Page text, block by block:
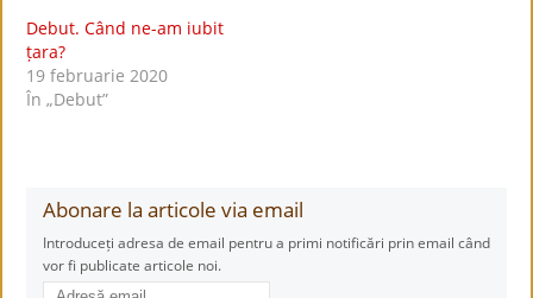
Debut. Când ne-am iubit
țara?
19 februarie 2020
În „Debut”
Abonare la articole via email
Introduceți adresa de email pentru a primi notificări prin email când
vor fi publicate articole noi.
Adresă